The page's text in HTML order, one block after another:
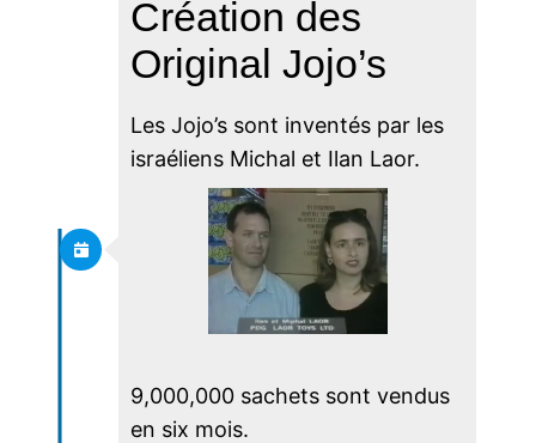
Création des
Original Jojo’s
Les Jojo’s sont inventés par les
israéliens Michal et Ilan Laor.
9,000,000 sachets sont vendus
en six mois.